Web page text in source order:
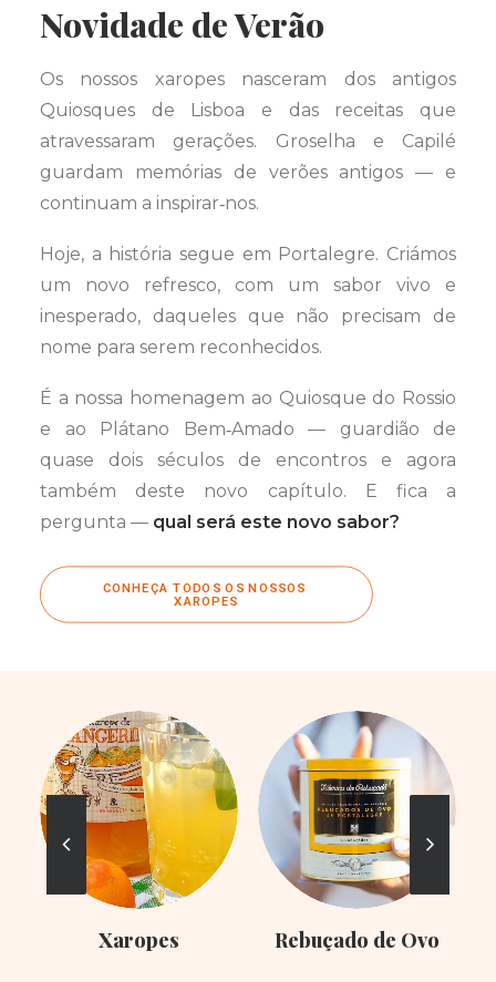
Novidade de Verão
Os nossos xaropes nasceram dos antigos
Quiosques de Lisboa e das receitas que
atravessaram gerações. Groselha e Capilé
guardam memórias de verões antigos — e
continuam a inspirar‑nos.
Hoje, a história segue em Portalegre. Criámos
um novo refresco, com um sabor vivo e
inesperado, daqueles que não precisam de
nome para serem reconhecidos.
É a nossa homenagem ao Quiosque do Rossio
e ao Plátano Bem‑Amado — guardião de
quase dois séculos de encontros e agora
também deste novo capítulo. E fica a
pergunta — qual será este novo sabor?
CONHEÇA TODOS OS NOSSOS
XAROPES
Xaropes Rebuçado de Ovo